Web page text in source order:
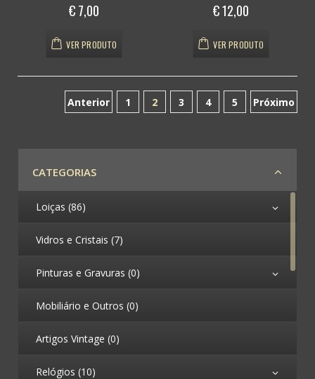
€ 7,00
VER PRODUTO
€ 12,00
VER PRODUTO
Anterior 1 2(atual)
3 4 5 Próximo
CATEGORIAS
Loiças (86)
Vidros e Cristais (7)
Pinturas e Gravuras (0)
Mobiliário e Outros (0)
Artigos Vintage (0)
Relógios (10)